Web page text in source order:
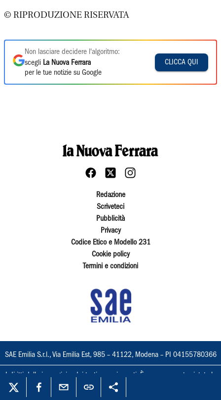
© RIPRODUZIONE RISERVATA
Non lasciare decidere l'algoritmo:
scegli La Nuova Ferrara
per le tue notizie su Google
CLICCA QUI
Redazione
Scriveteci
Pubblicità
Privacy
Codice Etico e Modello 231
Cookie policy
Termini e condizioni
SAE Emilia S.r.l., Via Emilia Est, 985 – 41122, Modena – PI 04155780366
I diritti delle immagini e dei testi sono riservati. È espressamente vietata la
loro riproduzione con qualsiasi mezzo e l'adattamento totale o parziale.